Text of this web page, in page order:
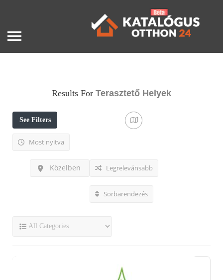
Results For Terasztető Helyek
See Filters
Most nyitva
Közelben Legrelevánsabb
Sorbarendezés